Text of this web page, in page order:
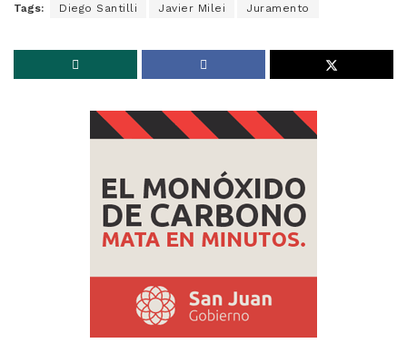
Tags: Diego Santilli Javier Milei Juramento